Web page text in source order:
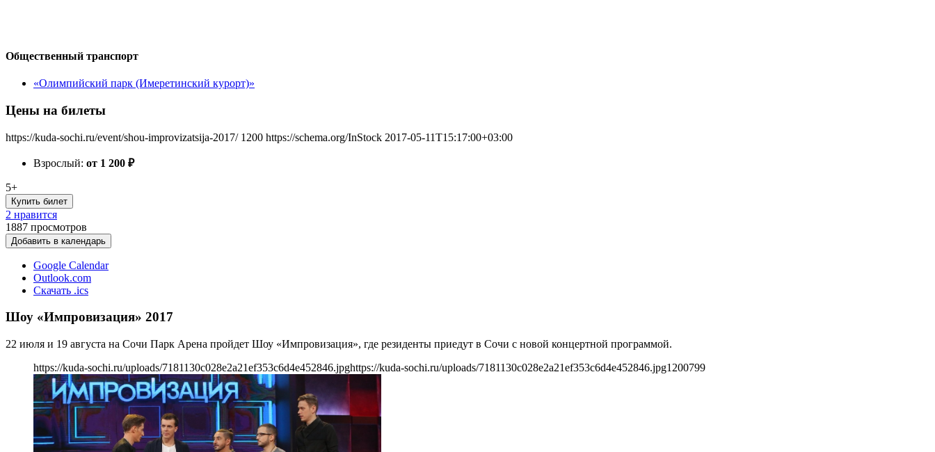
Общественный транспорт
«Олимпийский парк (Имеретинский курорт)»
Цены на билеты
https://kuda-sochi.ru/event/shou-improvizatsija-2017/ 1200 https://schema.org/InStock 2017-05-11T15:17:00+03:00
Взрослый: от 1 200 ₽
5+
Купить билет
2 нравится
1887 просмотров
Добавить в календарь
Google Calendar
Outlook.com
Скачать .ics
Шоу «Импровизация» 2017
22 июля и 19 августа на Сочи Парк Арена пройдет Шоу «Импровизация», где резиденты приедут в Сочи с новой концертной программой.
https://kuda-sochi.ru/uploads/7181130c028e2a21ef353c6d4e452846.jpghttps://kuda-sochi.ru/uploads/7181130c028e2a21ef353c6d4e452846.jpg1200799